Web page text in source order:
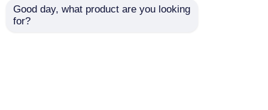
Good day, what product are you looking
for?